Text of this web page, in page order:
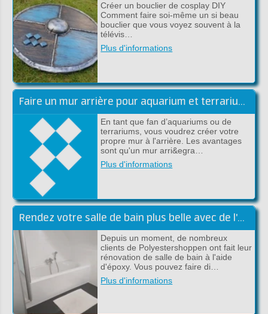
Créer un bouclier de cosplay DIY
Comment faire soi-même un si beau
bouclier que vous voyez souvent à la
télévis…
Plus d'informations
Faire un mur arrière pour aquarium et terrarium en époxy DIY
En tant que fan d’aquariums ou de
terrariums, vous voudrez créer votre
propre mur à l'arrière. Les avantages
sont qu'un mur arri&egra…
Plus d'informations
Rendez votre salle de bain plus belle avec de l'époxy
Depuis un moment, de nombreux
clients de Polyestershoppen ont fait leur
rénovation de salle de bain à l'aide
d'époxy. Vous pouvez faire di…
Plus d'informations